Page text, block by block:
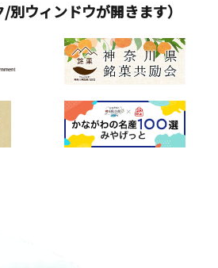
別ウィンドウが開きます）